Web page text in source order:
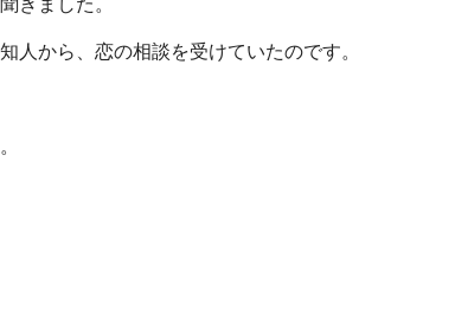
人から、恋の相談を受けていたのです。